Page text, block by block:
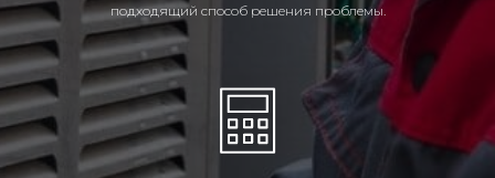
подходящий способ решения проблемы.